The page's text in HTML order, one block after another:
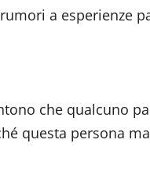
a esperienze
che qualcuno
questa persona